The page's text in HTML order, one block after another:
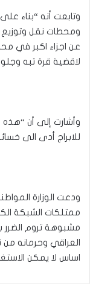
وتابعت أنه “بناء
ومحطات نقل
عن اجزاء اكبر في
لاقضية قرة تبه
وأشارت إلى أن
للابراج أدى الى
ودعت الوزارة
ممتلكات الشبكة
مشبوهة تروم الضرر
العراقي وحرمانه
اساس لا يمكن